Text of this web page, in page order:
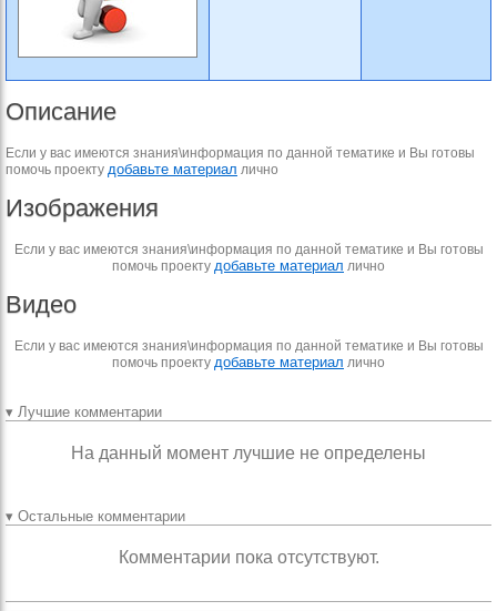
Описание
Если у вас имеются знания\информация по данной тематике и Вы готовы
помочь проекту добавьте материал лично
Изображения
Если у вас имеются знания\информация по данной тематике и Вы готовы
помочь проекту добавьте материал лично
Видео
Если у вас имеются знания\информация по данной тематике и Вы готовы
помочь проекту добавьте материал лично
▾ Лучшие комментарии
На данный момент лучшие не определены
▾ Остальные комментарии
Комментарии пока отсутствуют.